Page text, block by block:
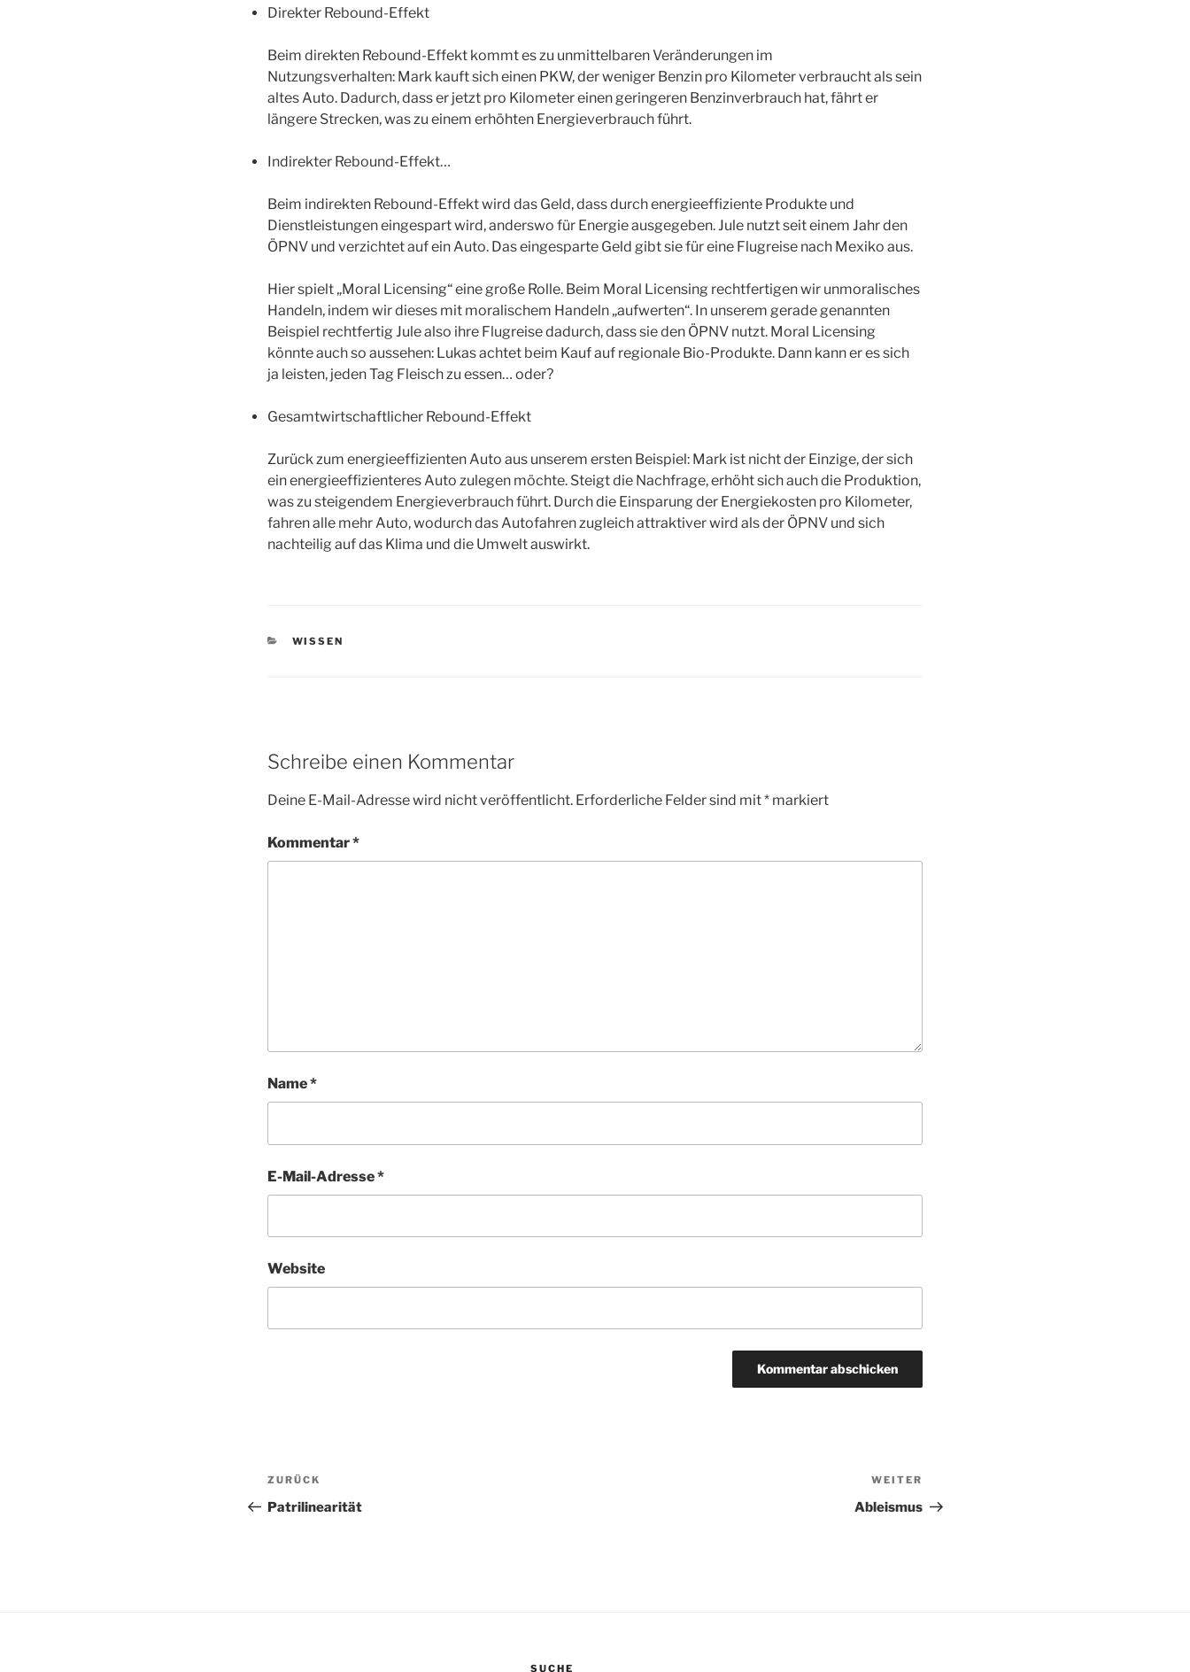
Direkter Rebound-Effekt
Beim direkten Rebound-Effekt kommt es zu unmittelbaren Veränderungen im
Nutzungsverhalten: Mark kauft sich einen PKW, der weniger Benzin pro Kilometer verbraucht als sein
altes Auto. Dadurch, dass er jetzt pro Kilometer einen geringeren Benzinverbrauch hat, fährt er
längere Strecken, was zu einem erhöhten Energieverbrauch führt.
Indirekter Rebound-Effekt…
Beim indirekten Rebound-Effekt wird das Geld, dass durch energieeffiziente Produkte und
Dienstleistungen eingespart wird, anderswo für Energie ausgegeben.Jule nutzt seit einem Jahr den
ÖPNV und verzichtet auf ein Auto. Das eingesparte Geld gibt sie für eine Flugreise nach Mexiko aus.
Hier spielt „Moral Licensing“ eine große Rolle. Beim Moral Licensing rechtfertigen wir unmoralisches
Handeln, indem wir dieses mit moralischem Handeln „aufwerten“. In unserem gerade genannten
Beispiel rechtfertig Jule also ihre Flugreise dadurch, dass sie den ÖPNV nutzt. Moral Licensing
könnte auch so aussehen: Lukas achtet beim Kauf auf regionale Bio-Produkte. Dann kann er es sich
ja leisten, jeden Tag Fleisch zu essen… oder?
Gesamtwirtschaftlicher Rebound-Effekt
Zurück zum energieeffizienten Auto aus unserem ersten Beispiel: Mark ist nicht der Einzige, der sich
ein energieeffizienteres Auto zulegen möchte. Steigt die Nachfrage, erhöht sich auch die Produktion,
was zu steigendem Energieverbrauch führt. Durch die Einsparung der Energiekosten pro Kilometer,
fahren alle mehr Auto, wodurch das Autofahren zugleich attraktiver wird als der ÖPNV und sich
nachteilig auf das Klima und die Umwelt auswirkt.
KATEGORIEN
WISSEN
Schreibe einen Kommentar
Deine E-Mail-Adresse wird nicht veröffentlicht. Erforderliche Felder sind mit* markiert
Kommentar*
Name*
E-Mail-Adresse*
Website
Beitragsnavigation
Vorheriger
Beitrag
ZURÜCK
Patrilinearität
Beitrag
WEITER
Ableismus
SUCHE